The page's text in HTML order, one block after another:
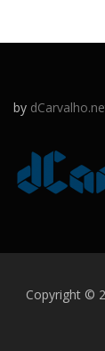
by
Copyright ©